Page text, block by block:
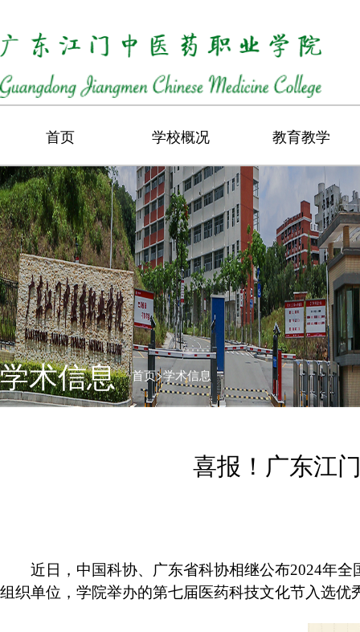
首页 学校概况 教育教学
学术信息 首页>学术信息
喜报！广东江
近日，中国科协、广东省科协相继公布2024年
组织单位，学院举办的第七届医药科技文化节入选